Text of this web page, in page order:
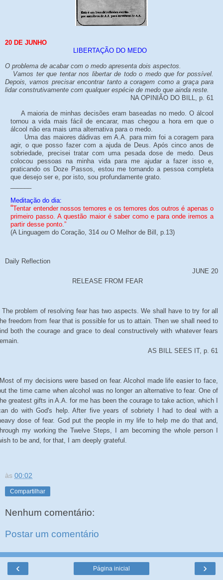
20 DE JUNHO
LIBERTAÇÃO DO MEDO
O problema de acabar com o medo apresenta dois aspectos.
Vamos ter que tentar nos libertar de todo o medo que for possível.
Depois, vamos precisar encontrar tanto a coragem como a graça para
lidar construtivamente com qualquer espécie de medo que ainda reste.
NA OPINIÃO DO BILL, p. 61
A maioria de minhas decisões eram baseadas no medo. O álcool
tornou a vida mais fácil de encarar, mas chegou a hora em que o
álcool não era mais uma alternativa para o medo.
Uma das maiores dádivas em A.A. para mim foi a coragem para
agir, o que posso fazer com a ajuda de Deus. Após cinco anos de
sobriedade, precisei tratar com uma pesada dose de medo. Deus
colocou pessoas na minha vida para me ajudar a fazer isso e,
praticando os Doze Passos, estou me tornando a pessoa completa
que desejo ser e, por isto, sou profundamente grato.
Meditação do dia:
“Tentar entender nossos temores e os temores dos outros é apenas o
primeiro passo. A questão maior é saber como e para onde iremos a
partir desse ponto.”
(A Linguagem do Coração, 314ouO Melhor de Bill, p.13)
Daily Reflection
JUNE 20
RELEASE FROM FEAR
The problem of resolving fear has two aspects. We shall have to try for all
freedom from fear that is possible for us to attain. Then we shall need to
both the courage and grace to deal constructively with whatever fears
AS BILL SEES IT, p. 61
of my decisions were based on fear. Alcohol made life easier to face,
the time came when alcohol was no longer an alternative to fear. One of
greatest gifts in A.A. for me has been the courage to take action, which I
do with God's help. After five years of sobriety I had to deal with a
dose of fear. God put the people in my life to help me do that and,
my working the Twelve Steps, I am becoming the whole person I
to be and, for that, I am deeply grateful.
às 00:02
Compartilhar
Nenhum comentário:
Postar um comentário
‹ ›
Página inicial